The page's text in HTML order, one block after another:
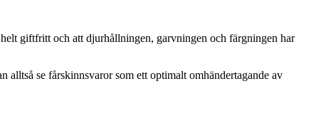
giftfritt och att djurhållningen, garvningen och färgningen har
se fårskinnsvaror som ett optimalt omhändertagande av